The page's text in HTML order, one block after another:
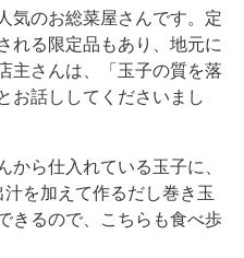
気のお総菜屋さんです。定
れる限定品もあり、地元に
主さんは、「玉子の質を落
お話ししてくださいまし
ら仕入れている玉子に、
を加えて作るだし巻き玉
きるので、こちらも食べ歩